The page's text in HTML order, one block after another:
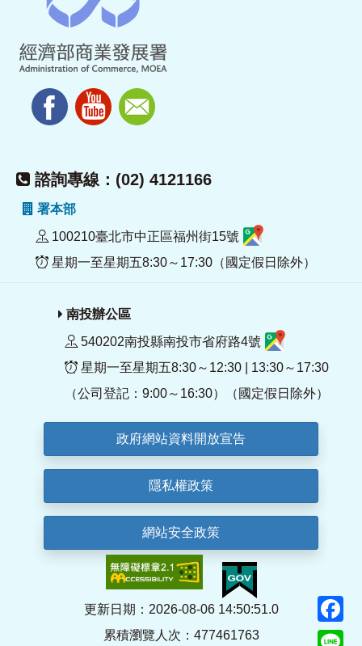
諮詢專線：(02) 4121166
署本部
100210臺北市中正區福州街15號
星期一至星期五8:30～17:30（國定假日除外）
南投辦公區
540202南投縣南投市省府路4號
星期一至星期五8:30～12:30 | 13:30～17:30
（公司登記：9:00～16:30）（國定假日除外）
政府網站資料開放宣告
隱私權政策
網站安全政策
更新日期：2026-08-06 14:50:51.0
累積瀏覽人次：477461763